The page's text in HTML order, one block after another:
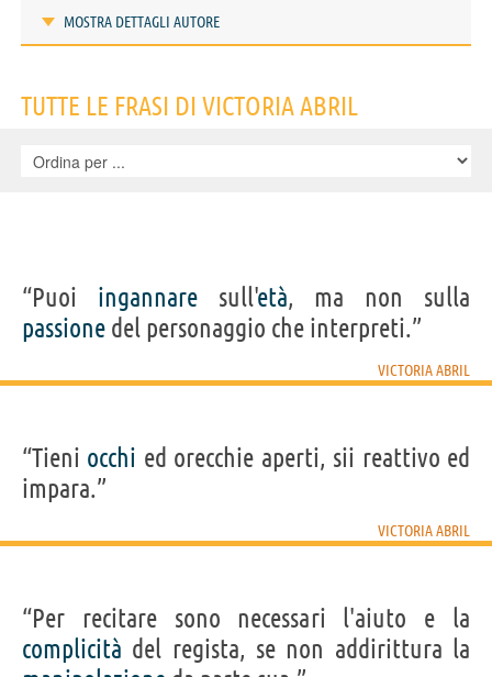
MOSTRA DETTAGLI AUTORE
IDENTIKIT E DATI ANAGRAFICI
Nome
Victoria Mérida
Cognome Rojas
Victoria Abril
Sesso femminile
FILM DI VICTORIA ABRIL
Robin e Marian
TUTTE LE FRASI DI VICTORIA ABRIL
“Puoi ingannaresull'età, ma non sulla
passione del personaggio che interpreti.”
VICTORIA ABRIL
“Tieni occhi ed orecchie aperti, sii reattivo ed
impara.”
VICTORIA ABRIL
“Per recitare sono necessari l'aiuto e la
complicità del regista, se non addirittura la